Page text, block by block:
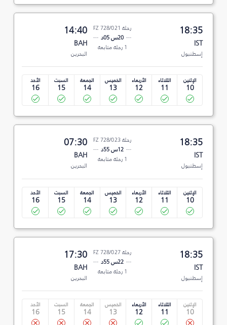
18:35
IST
إسطنبول
رحلة FZ 728/021
20س 05د
1 رحلة متابعة
14:40
BAH
البحرين
الإثنين
10
الثلاثاء
11
الأربعاء
12
الخميس
13
الجمعة
14
السبت
15
الأحد
16
18:35
IST
إسطنبول
رحلة FZ 728/023
12س 55د
1 رحلة متابعة
07:30
BAH
البحرين
الإثنين
10
الثلاثاء
11
الأربعاء
12
الخميس
13
الجمعة
14
السبت
15
الأحد
16
18:35
IST
إسطنبول
رحلة FZ 728/027
22س 55د
1 رحلة متابعة
17:30
BAH
البحرين
الإثنين
10
الثلاثاء
11
الأربعاء
12
الخميس
13
الجمعة
14
السبت
15
الأحد
16